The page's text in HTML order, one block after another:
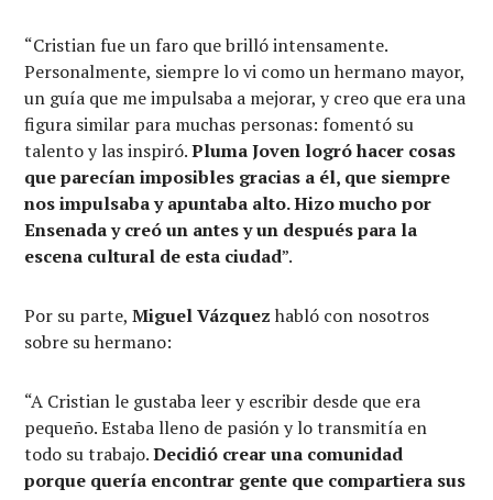
“Cristian fue un faro que brilló intensamente.
Personalmente, siempre lo vi como un hermano mayor,
un guía que me impulsaba a mejorar, y creo que era una
figura similar para muchas personas: fomentó su
talento y las inspiró.Pluma Joven logró hacer cosas
que parecían imposibles gracias a él, que siempre
nos impulsaba y apuntaba alto. Hizo mucho por
Ensenada y creó un antes y un después para la
escena cultural de esta ciudad”.
Por su parte,Miguel Vázquez habló con nosotros
sobre su hermano:
“A Cristian le gustaba leer y escribir desde que era
pequeño. Estaba lleno de pasión y lo transmitía en
todo su trabajo.Decidió crear una comunidad
porque quería encontrar gente que compartiera sus